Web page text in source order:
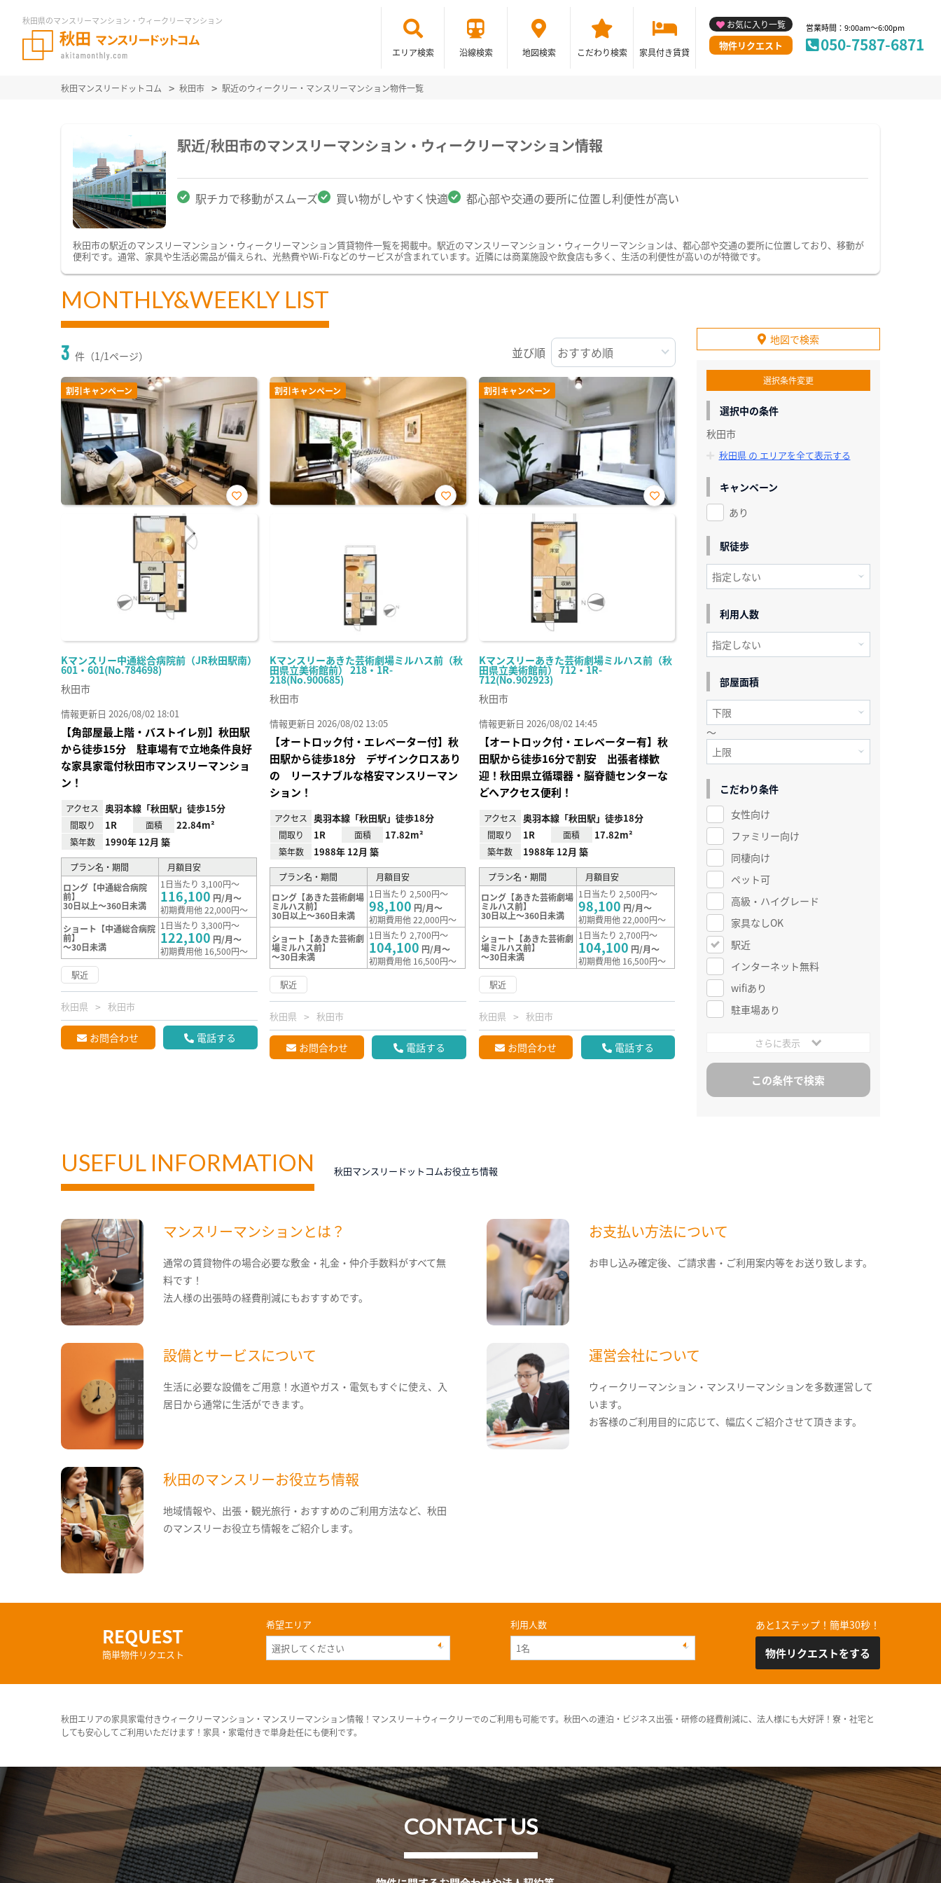
秋田県のマンスリーマンション・ウィークリーマンション
エリア検索 沿線検索 地図検索 こだわり検索 家具付き賃貸
お気に入り一覧
物件リクエスト
営業時間：9:00am～6:00pm
050-7587-6871
秋田マンスリードットコム 秋田市 駅近のウィークリー・マンスリーマンション物件一覧
駅近/秋田市のマンスリーマンション・ウィークリーマンション情報
駅チカで移動がスムーズ 買い物がしやすく快適 都心部や交通の要所に位置し利便性が高い
秋田市の駅近のマンスリーマンション・ウィークリーマンション賃貸物件一覧を掲載中。駅近のマンスリーマンション・ウィークリーマンションは、都心部や交通の要所に位置しており、移動が
便利です。通常、家具や生活必需品が備えられ、光熱費やWi-Fiなどのサービスが含まれています。近隣には商業施設や飲食店も多く、生活の利便性が高いのが特徴です。
MONTHLY&WEEKLY LIST
3 件（1/1ページ） 並び順
割引キャンペーン
Kマンスリー中通総合病院前（JR秋田駅南）
601・601(No.784698)
お気
秋田市
情報更新日 2026/08/02 18:01
【角部屋最上階・バストイレ別】秋田駅
から徒歩15分 駐車場有で立地条件良好
な家具家電付秋田市マンスリーマンショ
ン！
アクセス 奥羽本線「秋田駅」徒歩15分
間取り 1R 面積 22.84m²
築年数 1990年 12月 築
プラン名・期間
月額目安
ロング【中通総合病院
前】
30日以上～360日未満
1日当たり 3,100円～
116,100 円/月～
初期費用他 22,000円～
ショート【中通総合病院
前】
～30日未満
1日当たり 3,300円～
122,100 円/月～
初期費用他 16,500円～
駅近
秋田県 秋田市
お問合わせ 電話する
割引キャンペーン
Kマンスリーあきた芸術劇場ミルハス前（秋
田県立美術館前） 218・1R-
218(No.900685)
お気
秋田市
情報更新日 2026/08/02 13:05
【オートロック付・エレベーター付】秋
田駅から徒歩18分 デザインクロスあり
の リースナブルな格安マンスリーマン
ション！
アクセス 奥羽本線「秋田駅」徒歩18分
間取り 1R 面積 17.82m²
築年数 1988年 12月 築
プラン名・期間
月額目安
ロング【あきた芸術劇場
ミルハス前】
30日以上～360日未満
1日当たり 2,500円～
98,100 円/月～
初期費用他 22,000円～
ショート【あきた芸術劇
場ミルハス前】
～30日未満
1日当たり 2,700円～
104,100 円/月～
初期費用他 16,500円～
駅近
秋田県 秋田市
お問合わせ 電話する
割引キャンペーン
Kマンスリーあきた芸術劇場ミルハス前（秋
田県立美術館前） 712・1R-
712(No.902923)
お気
秋田市
情報更新日 2026/08/02 14:45
【オートロック付・エレベーター有】秋
田駅から徒歩16分で割安 出張者様歓
迎！秋田県立循環器・脳脊髄センターな
どへアクセス便利！
アクセス 奥羽本線「秋田駅」徒歩18分
間取り 1R 面積 17.82m²
築年数 1988年 12月 築
プラン名・期間
月額目安
ロング【あきた芸術劇場
ミルハス前】
30日以上～360日未満
1日当たり 2,500円～
98,100 円/月～
初期費用他 22,000円～
ショート【あきた芸術劇
場ミルハス前】
～30日未満
1日当たり 2,700円～
104,100 円/月～
初期費用他 16,500円～
駅近
秋田県 秋田市
お問合わせ 電話する
地図で検索
選択条件変更
選択中の条件
秋田市
秋田県 の エリアを全て表示する
キャンペーン
あり
駅徒歩
利用人数
部屋面積
～
こだわり条件
女性向け
ファミリー向け
同棲向け
ペット可
高級・ハイグレード
家具なしOK
駅近
インターネット無料
wifiあり
駐車場あり
さらに表示
USEFUL INFORMATION 秋田マンスリードットコムお役立ち情報
マンスリーマンションとは？
通常の賃貸物件の場合必要な敷金・礼金・仲介手数料がすべて無
料です！
法人様の出張時の経費削減にもおすすめです。
お支払い方法について
お申し込み確定後、ご請求書・ご利用案内等をお送り致します。
設備とサービスについて
生活に必要な設備をご用意！水道やガス・電気もすぐに使え、入
居日から通常に生活ができます。
運営会社について
ウィークリーマンション・マンスリーマンションを多数運営して
います。
お客様のご利用目的に応じて、幅広くご紹介させて頂きます。
秋田のマンスリーお役立ち情報
地域情報や、出張・観光旅行・おすすめのご利用方法など、秋田
のマンスリーお役立ち情報をご紹介します。
REQUEST
簡単物件リクエスト
希望エリア 利用人数 あと1ステップ！簡単30秒！
物件リクエストをする
秋田エリアの家具家電付きウィークリーマンション・マンスリーマンション情報！マンスリー＋ウィークリーでのご利用も可能です。秋田への連泊・ビジネス出張・研修の経費削減に、法人様にも大好評！寮・社宅と
しても安心してご利用いただけます！家具・家電付きで単身赴任にも便利です。
CONTACT US